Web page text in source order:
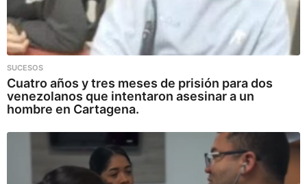
SUCESOS
Cuatro años y tres meses de prisión para dos
venezolanos que intentaron asesinar a un
hombre en Cartagena.